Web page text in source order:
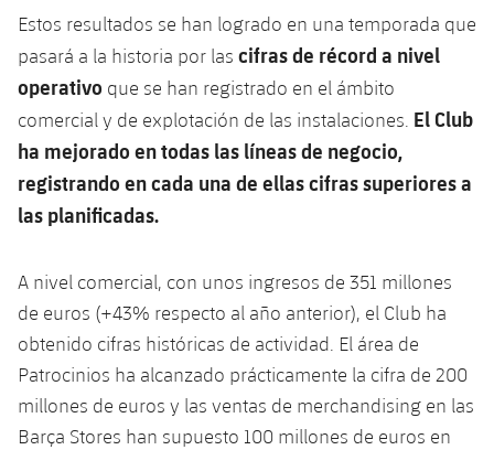
Ciutat Esportiva
Servicios
Servicios Médicos
Accesibilidad
plusicon
más
Acreditaciones
Instalaciones
SUB9 B
SUB8 A
SUB8 B
Palmarés
Jugadores
Fotos
Historia
Palmarés
Jugadores
Cadete B
Infantil A
Actualidad
Calendario
Entradas
Resultados
Jugadors
Fotos
Palmarés
Barça Atlètic
plusicon
más
Calendario
Resultados
Clasificaciones
Base
plusicon
más
Actualidad
Juvenil
Infantil
Alevín
Campus Verano
PLUSICON
MÁS
Actualidad
Calendario
Entradas
Barça Atlètic
plusicon
más
Actualidad
Calendario
Base
plusicon
más
Actualidad
Campus Verano
Estos resultados se han logrado en una temporada que
pasará a la historia por las cifras de récord a nivel
operativo que se han registrado en el ámbito
comercial y de explotación de las instalaciones. El Club
ha mejorado en todas las líneas de negocio,
registrando en cada una de ellas cifras superiores a
las planificadas.
A nivel comercial, con unos ingresos de 351 millones
de euros (+43% respecto al año anterior), el Club ha
obtenido cifras históricas de actividad. El área de
Patrocinios ha alcanzado prácticamente la cifra de 200
millones de euros y las ventas de merchandising en las
Barça Stores han supuesto 100 millones de euros en